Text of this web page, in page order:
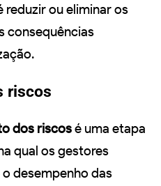
ou eliminar os
consequências
riscos
dos riscosé uma etapa
qual os gestores
desempenho das